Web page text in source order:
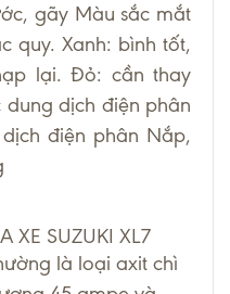
gãy Màu sắc mắt
quy. Xanh: bình tốt,
lại. Đỏ: cần thay
dịch điện phân
điện phân Nắp,
XE SUZUKI XL7
là loại axit chì